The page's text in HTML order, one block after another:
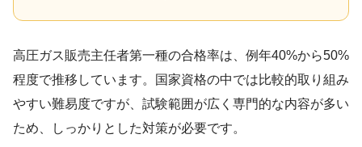
高圧ガス販売主任者第一種の合格率は、例年40%から50%
程度で推移しています。国家資格の中では比較的取り組み
やすい難易度ですが、試験範囲が広く専門的な内容が多い
ため、しっかりとした対策が必要です。